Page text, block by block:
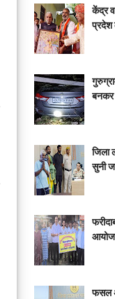
केंद्र व
प्रदेश
बनकर
जिला
सुनी
फसल